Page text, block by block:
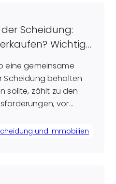
Scheidung:
Wichtige
eine gemeinsame
Scheidung behalten
sollte, zählt zu den
vor
ihr Zuhause zu
und Immobilien